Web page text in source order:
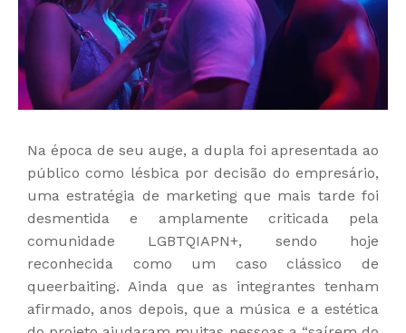
Na época de seu auge, a dupla foi apresentada ao
público como lésbica por decisão do empresário,
uma estratégia de marketing que mais tarde foi
desmentida e amplamente criticada pela
comunidade LGBTQIAPN+, sendo hoje
reconhecida como um caso clássico de
queerbaiting. Ainda que as integrantes tenham
afirmado, anos depois, que a música e a estética